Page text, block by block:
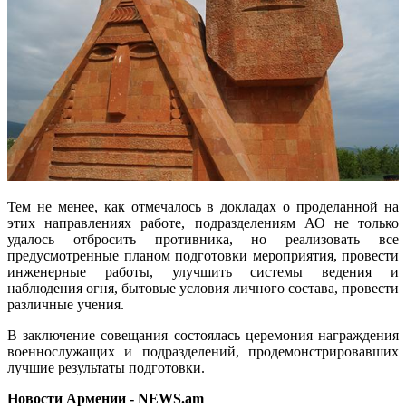
Тем не менее, как отмечалось в докладах о проделанной на
этих направлениях работе, подразделениям АО не только
удалось отбросить противника, но реализовать все
предусмотренные планом подготовки мероприятия, провести
инженерные работы, улучшить системы ведения и
наблюдения огня, бытовые условия личного состава, провести
различные учения.
В заключение совещания состоялась церемония награждения
военнослужащих и подразделений, продемонстрировавших
лучшие результаты подготовки.
Новости Армении - NEWS.am